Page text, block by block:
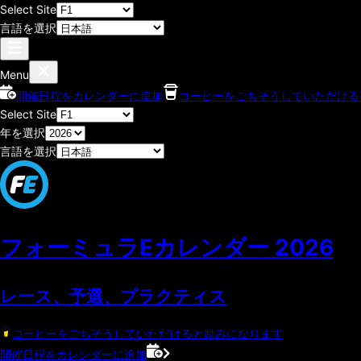
Select Site
言語を選択
Menu
開催日程をカレンダーに追加
コーヒーをごちそうしていただけ
Select Site
年を選択
言語を選択
フォーミュラEカレンダー 2026
レース、予選、プラクティス
コーヒーをごちそうしていただけると励みになります
開催日程をカレンダーに追加